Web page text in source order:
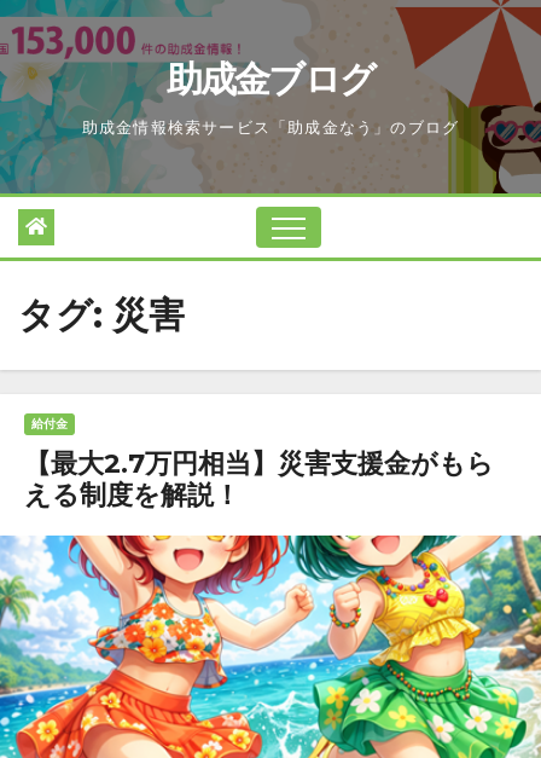
Skip
to
content
助成金ブログ
助成金情報検索サービス「助成金なう」のブログ
タグ: 災害
給付金
【最大2.7万円相当】災害支援金がもら
える制度を解説！